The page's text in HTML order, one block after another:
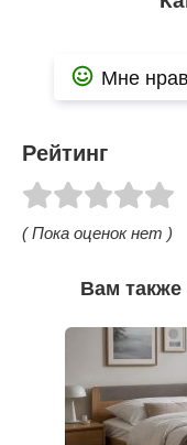
Мне
Рейтинг
( Пока оценок нет )
Вам